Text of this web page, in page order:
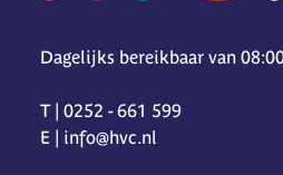
Dagelijks bereikbaar van
T | 0252 - 661 599
E | info@hvc.nl